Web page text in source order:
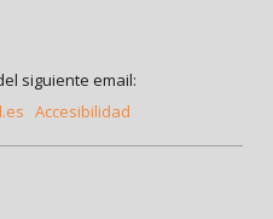
siguiente email:
Accesibilidad